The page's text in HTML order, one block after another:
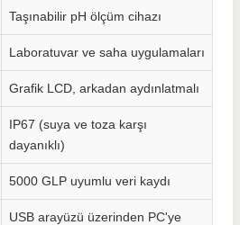
Taşınabilir pH ölçüm cihazı
Laboratuvar ve saha uygulamaları
Grafik LCD, arkadan aydınlatmalı
IP67 (suya ve toza karşı
dayanıklı)
5000 GLP uyumlu veri kaydı
USB arayüzü üzerinden PC'ye